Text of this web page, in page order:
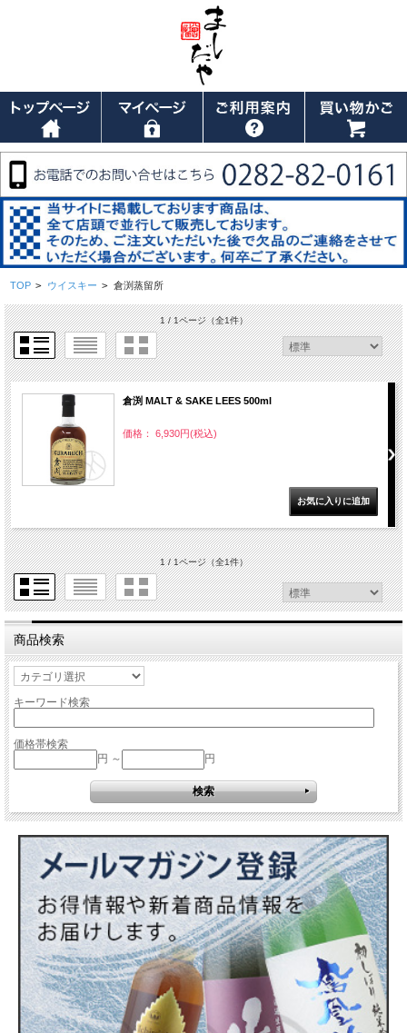
TOP > ウイスキー > 倉渕蒸留所
1 / 1ページ（全1件）
倉渕 MALT & SAKE LEES 500ml
価格： 6,930円(税込)
1 / 1ページ（全1件）
商品検索
キーワード検索
価格帯検索
円 ～
円